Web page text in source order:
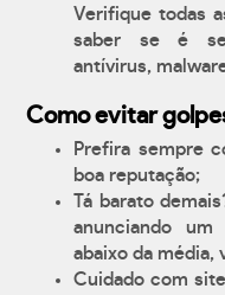
Verifique todas
saber se é
antívirus,
Como evitar
Prefira sempre
boa reputação;
Tá barato
anunciando
abaixo da média,
Cuidado com